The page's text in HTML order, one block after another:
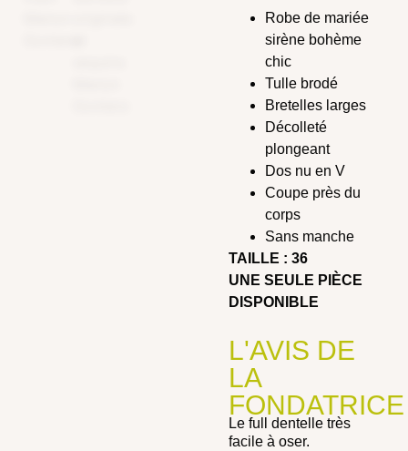
Robe de mariée
sirène bohème
chic
Tulle brodé
Bretelles larges
Décolleté
plongeant
Dos nu en V
Coupe près du
corps
Sans manche
TAILLE : 36
UNE SEULE PIÈCE
DISPONIBLE
L'AVIS DE
LA
FONDATRICE
Le full dentelle très
facile à oser.